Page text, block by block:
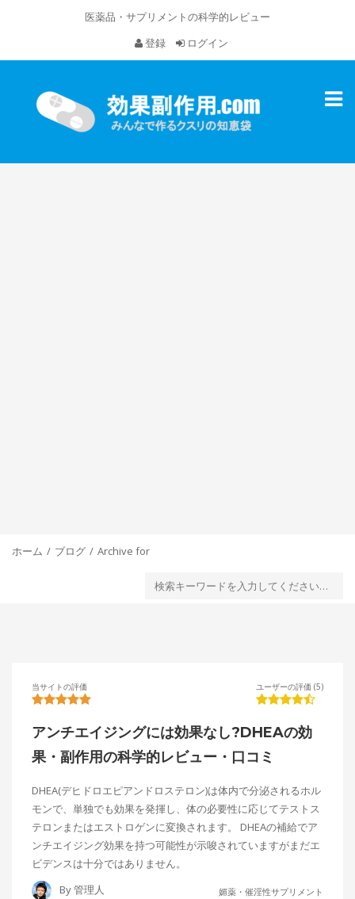
医薬品・サプリメントの科学的レビュー
登録
ログイン
Toggle
ホーム ブログ Archive for
当サイトの評価 ユーザーの評価 (5)
アンチエイジングには効果なし?DHEAの効
果・副作用の科学的レビュー・口コミ
DHEA(デヒドロエピアンドロステロン)は体内で分泌されるホル
モンで、単独でも効果を発揮し、体の必要性に応じてテストス
テロンまたはエストロゲンに変換されます。 DHEAの補給でア
ンチエイジング効果を持つ可能性が示唆されていますがまだエ
ビデンスは十分ではありません。
By管理人 媚薬・催淫性サプリメント